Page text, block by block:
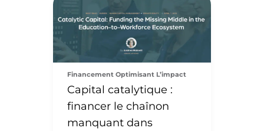
Financement Optimisant L’impact
Capital catalytique :
financer le chaînon
manquant dans